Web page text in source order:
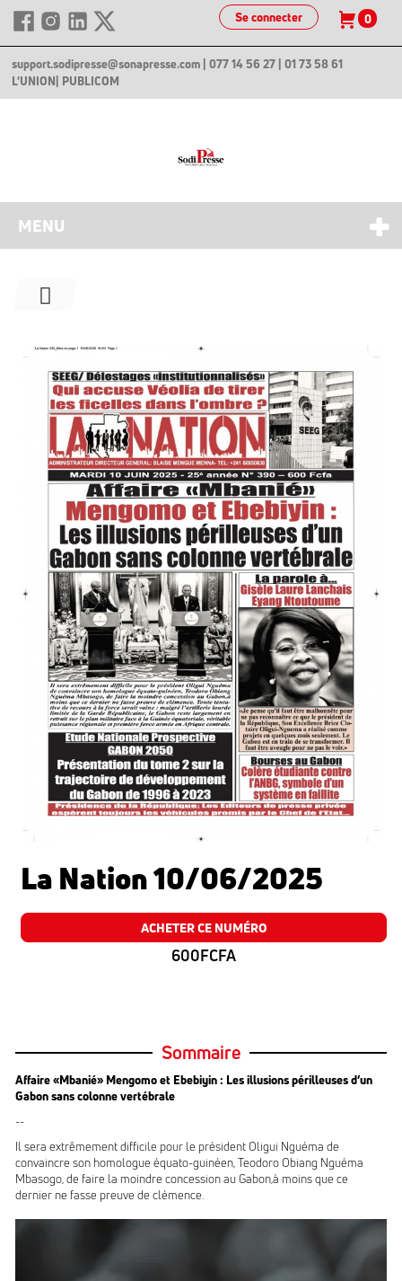
Se connecter 0
support.sodipresse@sonapresse.com | 077 14 56 27 | 01 73 58 61
L'UNION | PUBLICOM
MENU
La Nation 10/06/2025
ACHETER CE NUMÉRO
600FCFA
Sommaire
Affaire «Mbanié» Mengomo et Ebebiyin : Les illusions périlleuses d’un
Gabon sans colonne vertébrale
--
Il sera extrêmement difficile pour le président Oligui Nguéma de
convaincre son homologue équato-guinéen, Teodoro Obiang Nguéma
Mbasogo, de faire la moindre concession au Gabon,à moins que ce
dernier ne fasse preuve de clémence.